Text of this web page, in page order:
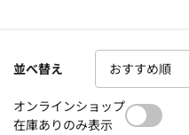
並べ替え
オンラインショップ
在庫ありのみ表示